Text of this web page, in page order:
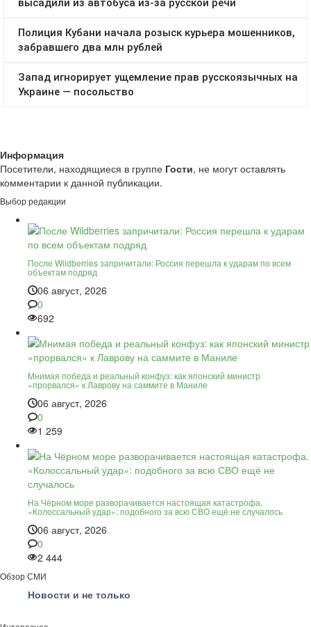
Информация
Посетители, находящиеся в группе Гости, не могут оставлять
комментарии к данной публикации.
Выбор редакции
После Wildberries запричитали: Россия перешла к ударам по всем
объектам подряд
06 август, 2026
0
692
Мнимая победа и реальный конфуз: как японский министр
«прорвался» к Лаврову на саммите в Маниле
06 август, 2026
0
1 259
На Чёрном море разворачивается настоящая катастрофа.
«Колоссальный удар»: подобного за всю СВО ещё не случалось
06 август, 2026
0
2 444
Обзор СМИ
Новости и не только